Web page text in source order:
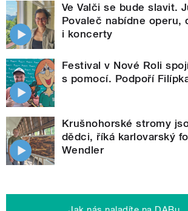
Ve Valči se bude slavit.
Povaleč nabídne operu,
i koncerty
Festival v Nové Roli
s pomocí. Podpoří
Krušnohorské stromy
dědci, říká karlovarský
Wendler